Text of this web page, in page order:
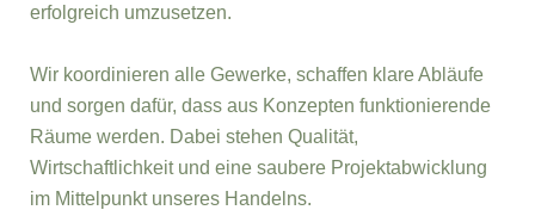
erfolgreich umzusetzen.
Wir koordinieren alle Gewerke, schaffen klare Abläufe
und sorgen dafür, dass aus Konzepten funktionierende
Räume werden. Dabei stehen Qualität,
Wirtschaftlichkeit und eine saubere Projektabwicklung
im Mittelpunkt unseres Handelns.